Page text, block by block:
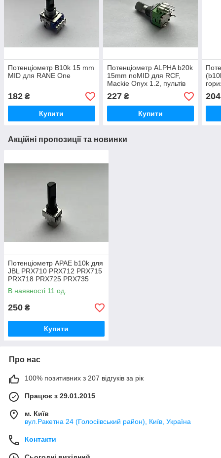
Потенціометр B10k 15 mm
MID для RANE One
182 ₴
Купити
Потенціометр ALPHA b20k
15mm noMID для RCF,
Mackie Onyx 1.2, пультів
Vestax RANE TTM-56s
227₴
Купити
для
204
Акційні пропозиції та новинки
Потенціометр APAE b10k для
JBL PRX710 PRX712 PRX715
PRX718 PRX725 PRX735
PRX815 PRX835 PRX825
В наявності 11 од.
250 ₴
Купити
Про нас
100% позитивних з 207 відгуків за рік
Працює з 29.01.2015
м. Київ
вул.Ракетна 24 (Голосіівський район), Київ, Україна
Контакти